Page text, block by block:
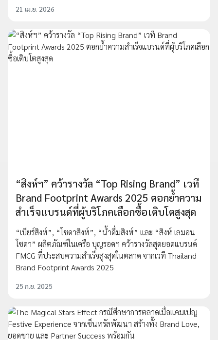
21 เม.ย. 2026
“สิงห์ฯ” คว้ารางวัล “Top Rising Brand” เวที
Brand Footprint Awards 2025 ตอกย้ำความ
สำเร็จแบรนด์ที่ผู้บริโภคเลือกซื้อเติบโตสูงสุด
“เบียร์สิงห์”, “โซดาสิงห์”, “น้ำดื่มสิงห์” และ “สิงห์ เลมอน
โซดา” ผลิตภัณฑ์ในเครือ บุญรอดฯ คว้ารางวัลสุดยอดแบรนด์
FMCG ที่ประสบความสำเร็จสูงสุดในตลาด จากเวที Thailand
Brand Footprint Awards 2025
25 ก.ย. 2025